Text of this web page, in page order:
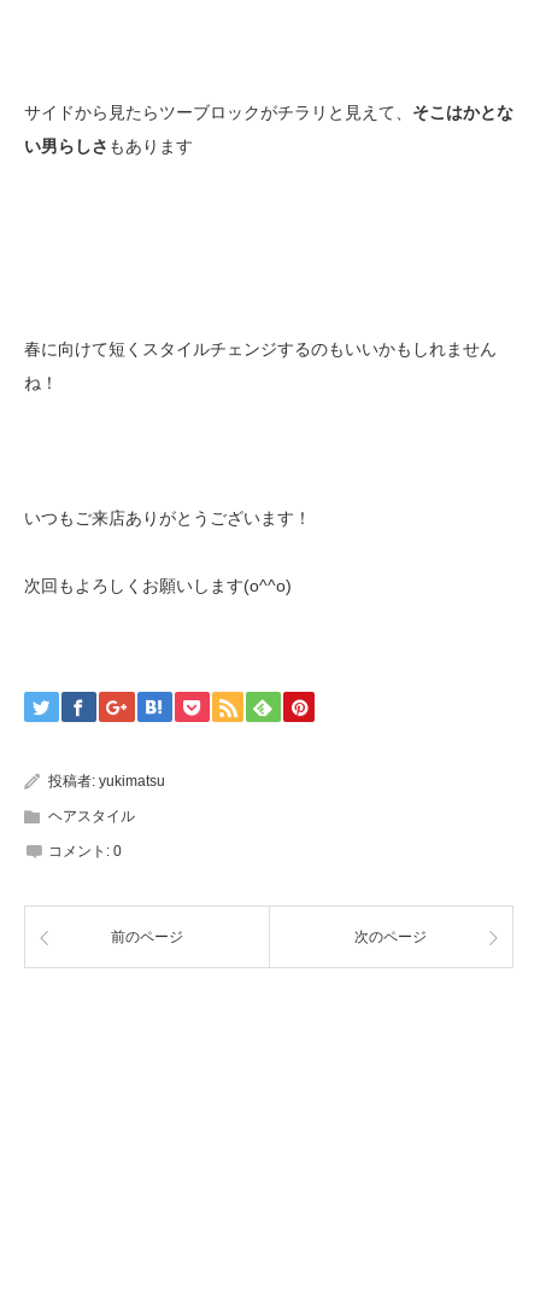
サイドから見たらツーブロックがチラリと見えて、 そこはかとな
い男らしさ もあります
春に向けて短くスタイルチェンジするのもいいかもしれません
ね！
いつもご来店ありがとうございます！
次回もよろしくお願いします(o^^o)
投稿者: yukimatsu
ヘアスタイル
コメント: 0
前のページ 次のページ